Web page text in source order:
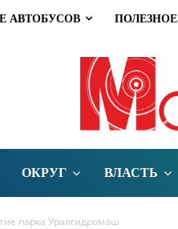
АВТОБУСОВ ПОЛЕЗНОЕ
ОКРУГ ВЛАСТЬ
парка Уралгидромаш